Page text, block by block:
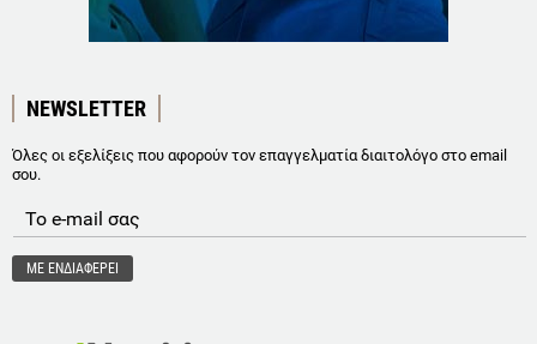
NEWSLETTER
Όλες οι εξελίξεις που αφορούν τον επαγγελματία διαιτολόγο στο email
σου.